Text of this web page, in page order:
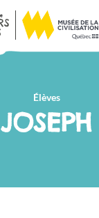
Élèves
JOSEPH